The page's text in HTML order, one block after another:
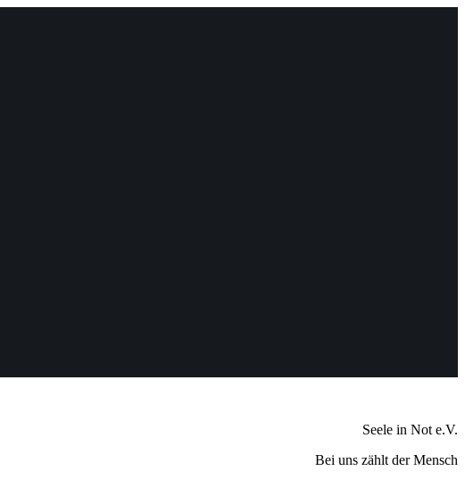
Seele in Not e.V.
Bei uns zählt der Mensch